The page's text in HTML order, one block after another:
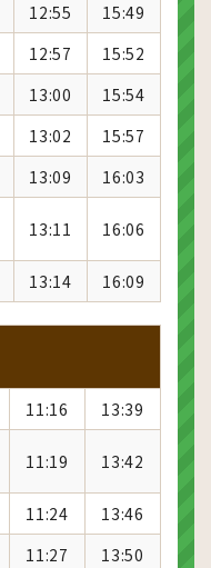
12:55
15:49
12:57
15:52
13:00
15:54
13:02
15:57
13:09
16:03
13:11 16:06
13:14 16:09
11:16
13:39
11:19 13:42
11:24
13:46
11:27
13:50